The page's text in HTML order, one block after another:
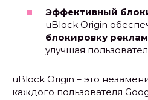
Эффективный
uBlock Origin
блокировку
улучшая
uBlock Origin – это
каждого пользователя